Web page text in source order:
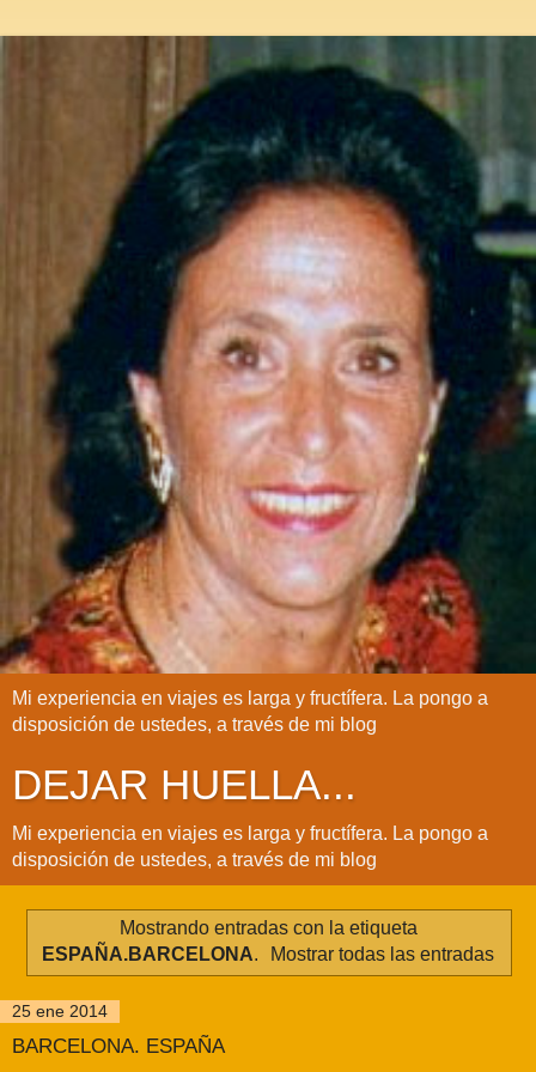
Mi experiencia en viajes es larga y fructífera. La pongo a
disposición de ustedes, a través de mi blog
DEJAR HUELLA...
Mi experiencia en viajes es larga y fructífera. La pongo a
disposición de ustedes, a través de mi blog
Mostrando entradas con la etiqueta
ESPAÑA.BARCELONA. Mostrar todas las entradas
25 ene 2014
BARCELONA. ESPAÑA